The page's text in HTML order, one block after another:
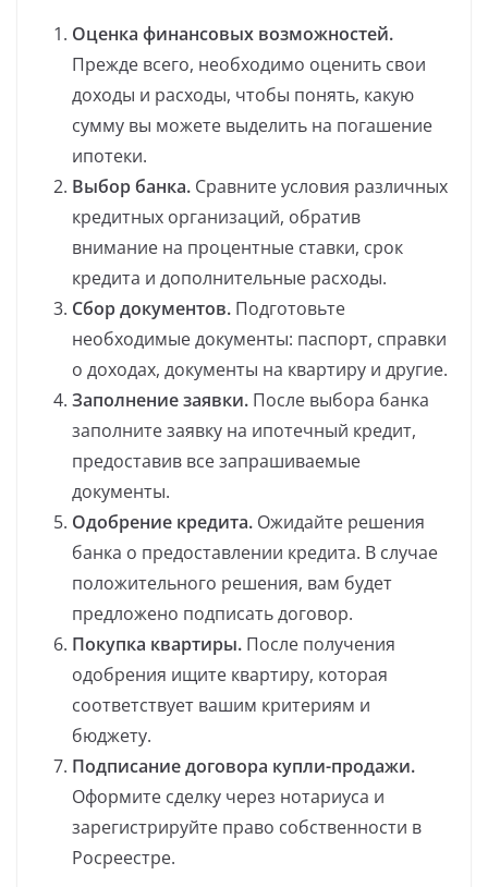
Оценка финансовых возможностей.
Прежде всего, необходимо оценить свои
доходы и расходы, чтобы понять, какую
сумму вы можете выделить на погашение
ипотеки.
Выбор банка. Сравните условия различных
кредитных организаций, обратив
внимание на процентные ставки, срок
кредита и дополнительные расходы.
Сбор документов. Подготовьте
необходимые документы: паспорт, справки
о доходах, документы на квартиру и другие.
Заполнение заявки. После выбора банка
заполните заявку на ипотечный кредит,
предоставив все запрашиваемые
документы.
Одобрение кредита. Ожидайте решения
банка о предоставлении кредита. В случае
положительного решения, вам будет
предложено подписать договор.
Покупка квартиры. После получения
одобрения ищите квартиру, которая
соответствует вашим критериям и
бюджету.
Подписание договора купли-продажи.
Оформите сделку через нотариуса и
зарегистрируйте право собственности в
Росреестре.